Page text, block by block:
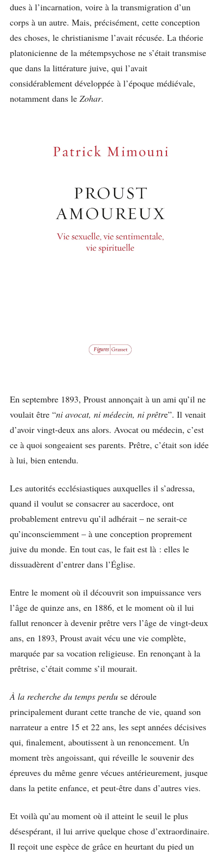
dues à l’incarnation, voire à la transmigration d’un
corps à un autre. Mais, précisément, cette conception
des choses, le christianisme l’avait récusée. La théorie
platonicienne de la métempsychose ne s’était transmise
que dans la littérature juive, qui l’avait
considérablement développée à l’époque médiévale,
notamment dans le Zohar.
En septembre 1893, Proust annonçait à un ami qu’il ne
voulait être “ni avocat, ni médecin, ni prêtre”. Il venait
d’avoir vingt-deux ans alors. Avocat ou médecin, c’est
ce à quoi songeaient ses parents. Prêtre, c’était son idée
à lui, bien entendu.
Les autorités ecclésiastiques auxquelles il s’adressa,
quand il voulut se consacrer au sacerdoce, ont
probablement entrevu qu’il adhérait – ne serait-ce
qu’inconsciemment – à une conception proprement
juive du monde. En tout cas, le fait est là : elles le
dissuadèrent d’entrer dans l’Église.
Entre le moment où il découvrit son impuissance vers
l’âge de quinze ans, en 1886, et le moment où il lui
fallut renoncer à devenir prêtre vers l’âge de vingt-deux
ans, en 1893, Proust avait vécu une vie complète,
marquée par sa vocation religieuse. En renonçant à la
prêtrise, c’était comme s’il mourait.
À la recherche du temps perdu se déroule
principalement durant cette tranche de vie, quand son
narrateur a entre 15 et 22 ans, les sept années décisives
qui, finalement, aboutissent à un renoncement. Un
moment très angoissant, qui réveille le souvenir des
épreuves du même genre vécues antérieurement, jusque
dans la petite enfance, et peut-être dans d’autres vies.
Et voilà qu’au moment où il atteint le seuil le plus
désespérant, il lui arrive quelque chose d’extraordinaire.
Il reçoit une espèce de grâce en heurtant du pied un